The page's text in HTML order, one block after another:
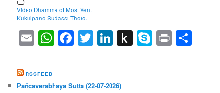
Video Dhamma of Most Ven.
Kukulpane Sudassi Thero.
EmailWhatsApp
Facebook
Twitter
LinkedIn
Push
to
Skype
Print
RSSFEED
Pañcaverabhaya Sutta (22-07-2026)